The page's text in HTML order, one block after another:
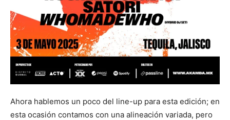
Ahora hablemos un poco del line-up para esta edición; en
esta ocasión contamos con una alineación variada, pero